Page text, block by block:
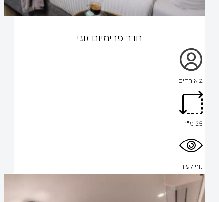
חדר פרימיום זוגי
2 אורחים
25 מ"ר
נוף לעיר